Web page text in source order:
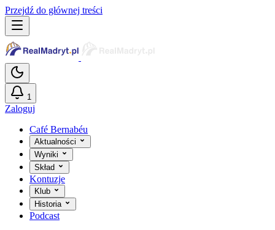
Przejdź do głównej treści
1
Zaloguj
Café Bernabéu
Aktualności
Wyniki
Skład
Kontuzje
Klub
Historia
Podcast